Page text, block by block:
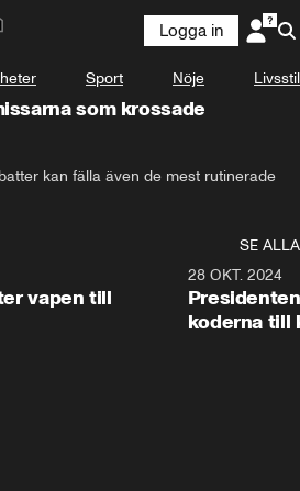
Logga in
Sport Nöje Livsstil
som krossade
kan fälla även de mest rutinerade
SE ALLA
vapen till
28 OKT. 2024
koderna till